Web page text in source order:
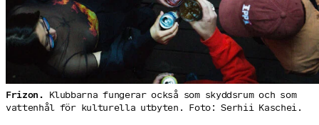
Frizon. Klubbarna fungerar också som skyddsrum och som
vattenhål för kulturella utbyten. Foto: Serhii Kaschei.